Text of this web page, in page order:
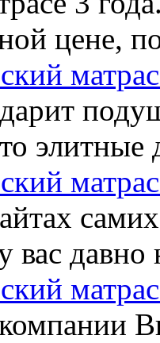
цене,
элитные
вас